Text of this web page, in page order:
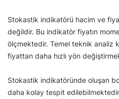
Stokastik indikatörü hacim ve
değildir. Bu indikatör fiyatın
ölçmektedir. Temel teknik analiz
fiyattan daha hızlı yön
Stokastik indikatöründe oluşan
daha kolay tespit